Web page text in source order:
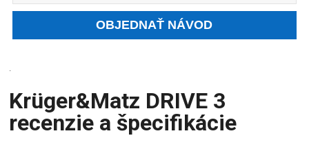
.
Krüger&Matz DRIVE 3
recenzie a špecifikácie